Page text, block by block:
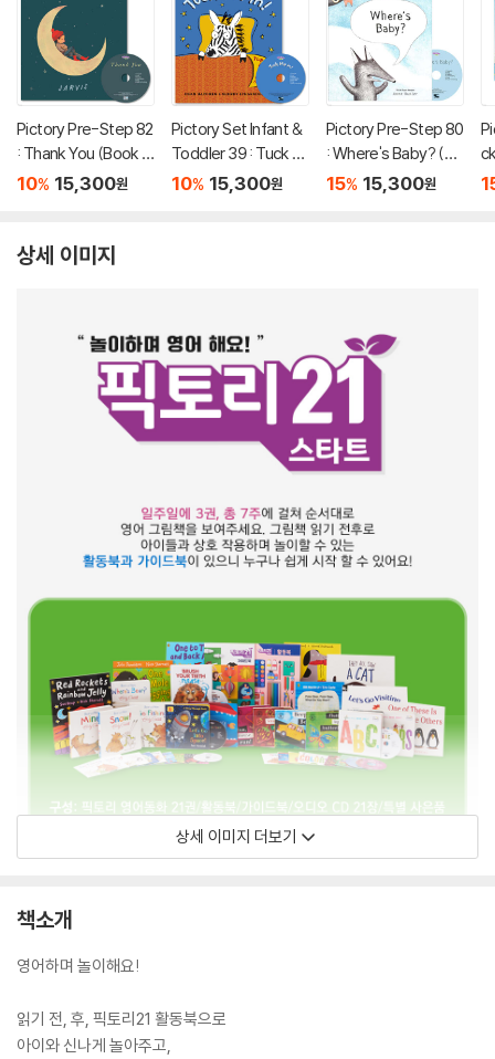
Pictory Pre-Step 82
: Thank You (Book +
CD)
10% 15,300원
Pictory Set Infant &
Toddler 39 : Tuck M
e In! (Book + CD)
10% 15,300원
Pictory Pre-Step 80
: Where's Baby? (Bo
ok + CD)
15% 15,300원
상세 이미지
상세 이미지 더보기
책소개
영어하며 놀이해요!
읽기 전, 후, 픽토리21 활동북으로
아이와 신나게 놀아주고,